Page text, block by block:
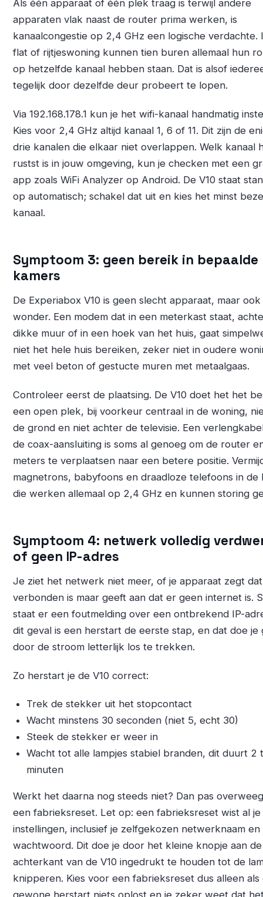
Als één apparaat of één plek traag is terwijl andere
apparaten vlak naast de router prima werken, is
kanaalcongestie op 2,4 GHz een logische verdachte.
flat of rijtjeswoning kunnen tien buren allemaal hun
op hetzelfde kanaal hebben staan. Dat is alsof
tegelijk door dezelfde deur probeert te lopen.
Via 192.168.178.1 kun je het wifi-kanaal handmatig
Kies voor 2,4 GHz altijd kanaal 1, 6 of 11. Dit zijn de
drie kanalen die elkaar niet overlappen. Welk kanaal
rustst is in jouw omgeving, kun je checken met een
app zoals WiFi Analyzer op Android. De V10 staat
op automatisch; schakel dat uit en kies het minst
kanaal.
Symptoom 3: geen bereik in bepaalde
kamers
De Experiabox V10 is geen slecht apparaat, maar
wonder. Een modem dat in een meterkast staat,
dikke muur of in een hoek van het huis, gaat
niet het hele huis bereiken, zeker niet in oudere
met veel beton of gestucte muren met metaalgaas.
Controleer eerst de plaatsing. De V10 doet het het
een open plek, bij voorkeur centraal in de woning,
de grond en niet achter de televisie. Een
de coax-aansluiting is soms al genoeg om de router
meters te verplaatsen naar een betere positie.
magnetrons, babyfoons en draadloze telefoons in de
die werken allemaal op 2,4 GHz en kunnen storing
Symptoom 4: netwerk volledig
of geen IP-adres
Je ziet het netwerk niet meer, of je apparaat zegt
verbonden is maar geeft aan dat er geen internet is.
staat er een foutmelding over een ontbrekend IP-
dit geval is een herstart de eerste stap, en dat doe je
door de stroom letterlijk los te trekken.
Zo herstart je de V10 correct:
Trek de stekker uit het stopcontact
Wacht minstens 30 seconden (niet 5, echt 30)
Steek de stekker er weer in
Wacht tot alle lampjes stabiel branden, dit duurt 2
minuten
Werkt het daarna nog steeds niet? Dan pas
een fabrieksreset. Let op: een fabrieksreset wist al je
instellingen, inclusief je zelfgekozen netwerknaam en
wachtwoord. Dit doe je door het kleine knopje aan de
achterkant van de V10 ingedrukt te houden tot de
knipperen. Kies voor een fabrieksreset dus alleen als
gewone herstart niets oplost en je zeker weet dat